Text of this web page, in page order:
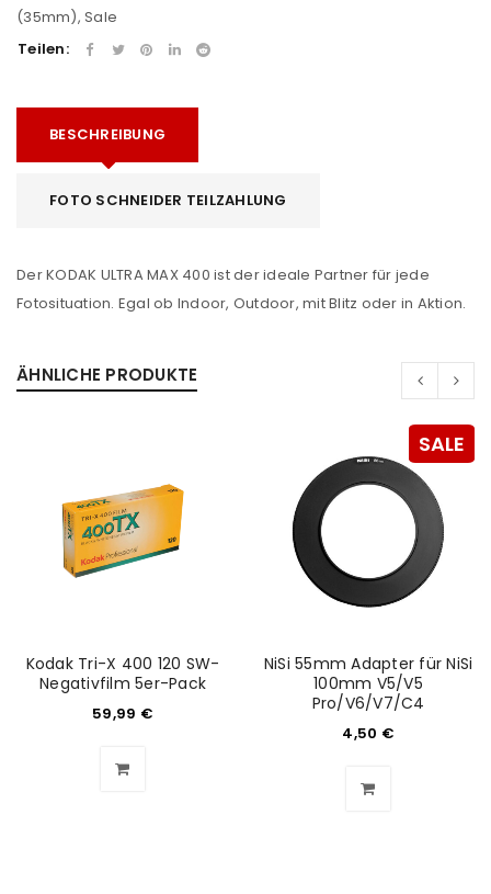
(35mm), Sale
Teilen:
BESCHREIBUNG
FOTO SCHNEIDER TEILZAHLUNG
Der KODAK ULTRA MAX 400 ist der ideale Partner für jede
Fotosituation. Egal ob Indoor, Outdoor, mit Blitz oder in Aktion.
ÄHNLICHE PRODUKTE
Kodak Tri-X 400 120 SW-
Negativfilm 5er-Pack
59,99 €
SALE
NiSi 55mm Adapter für NiSi
100mm V5/V5
Pro/V6/V7/C4
4,50 €